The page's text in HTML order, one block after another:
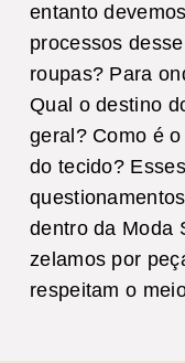
entanto
processos
roupas? Para
Qual o destino
geral? Como é
do tecido?
dentro da Moda
zelamos por
respeitam o